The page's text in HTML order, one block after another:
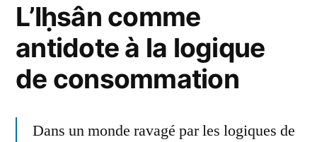
L’Iḥsân comme
antidote à la logique
de consommation
Dans un monde ravagé par les logiques de